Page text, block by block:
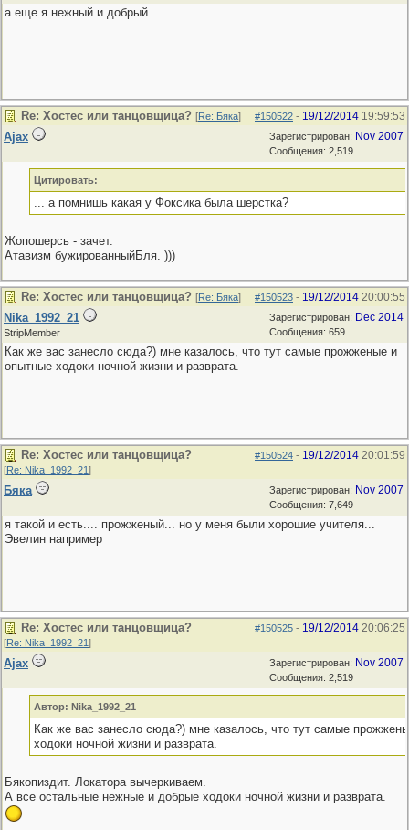
а еще я нежный и добрый...
#150522 - 19/12/2014 19:59:53
Re: Хостес или танцовщица? [Re: Бяка]
Зарегистрирован: Nov 2007
Сообщения: 2,519
Ajax
Цитировать:
... а помнишь какая у Фоксика была шерстка?
Жопошерсь - зачет.
Атавизм бужированныйБля. )))
#150523 - 19/12/2014 20:00:55
Re: Хостес или танцовщица? [Re: Бяка]
Зарегистрирован: Dec 2014
Сообщения: 659
Nika_1992_21
StripMember
Как же вас занесло сюда?) мне казалось, что тут самые прожженые и
опытные ходоки ночной жизни и разврата.
#150524 - 19/12/2014 20:01:59
Re: Хостес или танцовщица?
[Re: Nika_1992_21]
Зарегистрирован: Nov 2007
Сообщения: 7,649
Бяка
я такой и есть.... прожженый... но у меня были хорошие учителя...
Эвелин например
#150525 - 19/12/2014 20:06:25
Re: Хостес или танцовщица?
[Re: Nika_1992_21]
Зарегистрирован: Nov 2007
Сообщения: 2,519
Ajax
Автор: Nika_1992_21
Как же вас занесло сюда?) мне казалось, что тут самые
ходоки ночной жизни и разврата.
Бякопиздит. Локатора вычеркиваем.
А все остальные нежные и добрые ходоки ночной жизни и разврата.